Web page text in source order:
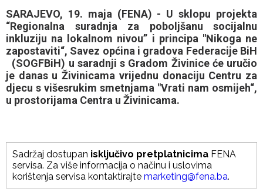
SARAJEVO, 19. maja (FENA) - U sklopu projekta
“Regionalna suradnja za poboljšanu socijalnu
inkluziju na lokalnom nivou” i principa "Nikoga ne
zapostaviti“, Savez općina i gradova Federacije BiH
(SOGFBiH) u saradnji s Gradom Živinice će uručio
je danas u Živinicama vrijednu donaciju Centru za
djecu s višesrukim smetnjama "Vrati nam osmijeh“,
u prostorijama Centra u Živinicama.
Sadržaj dostupan isključivo pretplatnicima FENA
servisa. Za više informacija o načinu i uslovima
korištenja servisa kontaktirajte marketing@fena.ba.